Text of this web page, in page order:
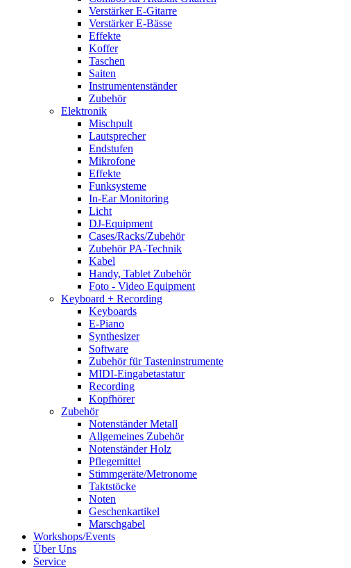
Verstärker E-Gitarre
Verstärker E-Bässe
Effekte
Koffer
Taschen
Saiten
Instrumentenständer
Zubehör
Elektronik
Mischpult
Lautsprecher
Endstufen
Mikrofone
Effekte
Funksysteme
In-Ear Monitoring
Licht
DJ-Equipment
Cases/Racks/Zubehör
Zubehör PA-Technik
Kabel
Handy, Tablet Zubehör
Foto - Video Equipment
Keyboard + Recording
Keyboards
E-Piano
Synthesizer
Software
Zubehör für Tasteninstrumente
MIDI-Eingabetastatur
Recording
Kopfhörer
Zubehör
Notenständer Metall
Allgemeines Zubehör
Notenständer Holz
Pflegemittel
Stimmgeräte/Metronome
Taktstöcke
Noten
Geschenkartikel
Marschgabel
Workshops/Events
Über Uns
Service